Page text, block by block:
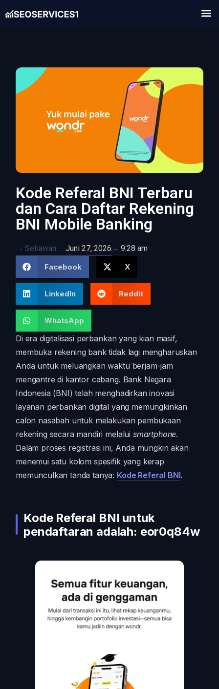
Kode Referal BNI Terbaru
dan Cara Daftar Rekening
BNI Mobile Banking
Setiawan Juni 27, 2026
9:28 am
Facebook
X
LinkedIn Reddit
WhatsApp
Di era digitalisasi perbankan yang kian masif,
membuka rekening bank tidak lagi mengharuskan
Anda untuk meluangkan waktu berjam-jam
mengantre di kantor cabang. Bank Negara
Indonesia (BNI) telah menghadirkan inovasi
layanan perbankan digital yang memungkinkan
calon nasabah untuk melakukan pembukaan
rekening secara mandiri melalui smartphone.
Dalam proses registrasi ini, Anda mungkin akan
menemui satu kolom spesifik yang kerap
memunculkan tanda tanya: Kode Referal BNI.
Kode Referal BNI untuk
pendaftaran adalah: eor0q84w